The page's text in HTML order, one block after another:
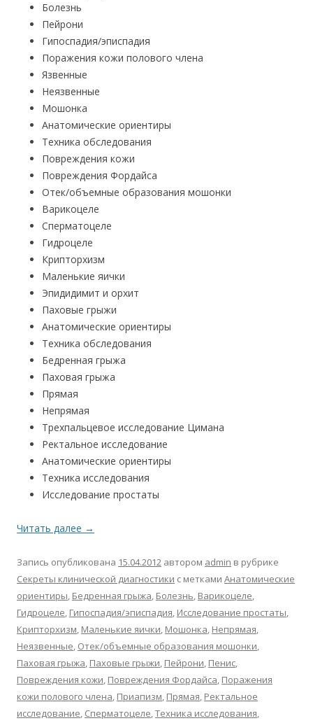
Болезнь
Пейрони
Гипоспадия/эписпадия
Поражения кожи полового члена
Язвенные
Неязвенные
Мошонка
Анатомические ориентиры
Техника обследования
Повреждения кожи
Повреждения Фордайса
Отек/объемные образования мошонки
Варикоцеле
Сперматоцеле
Гидроцеле
Крипторхизм
Маленькие яички
Эпидидимит и орхит
Паховые грыжи
Анатомические ориентиры
Техника обследования
Бедренная грыжа
Паховая грыжа
Прямая
Непрямая
Трехпальцевое исследование Цимана
Ректальное исследование
Анатомические ориентиры
Техника исследования
Исследование простаты
Читать далее →
Запись опубликована 15.04.2012 автором admin в рубрике
Секреты клинической диагностики с метками Анатомические
ориентиры, Бедренная грыжа, Болезнь, Варикоцеле,
Гидроцеле, Гипоспадия/эписпадия, Исследование простаты,
Крипторхизм, Маленькие яички, Мошонка, Непрямая,
Неязвенные, Отек/объемные образования мошонки,
Паховая грыжа, Паховые грыжи, Пейрони, Пенис,
Повреждения кожи, Повреждения Фордайса, Поражения
кожи полового члена, Приапизм, Прямая, Ректальное
исследование, Сперматоцеле,Техника исследования,